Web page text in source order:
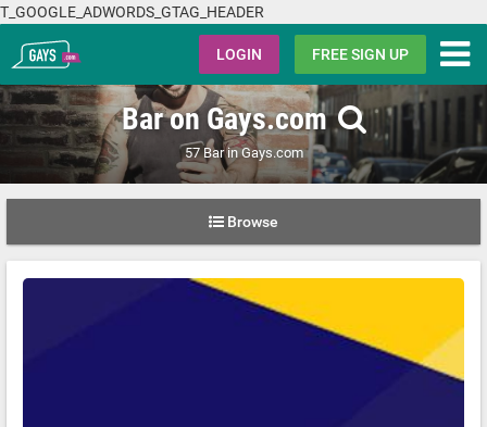
T_GOOGLE_ADWORDS_GTAG_HEADER
Gays.com LOGIN FREE SIGN UP
Bar on Gays.com
57 Bar in Gays.com
Browse